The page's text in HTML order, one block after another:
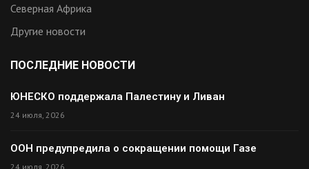
Северная Африка
Другие новости
ПОСЛЕДНИЕ НОВОСТИ
ЮНЕСКО поддержала Палестину и Ливан
24 июля, 2026
ООН предупредила о сокращении помощи Газе
24 июля, 2026